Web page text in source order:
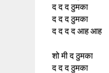
द द द ठुमका
द द द ठुमका
द द द द आह आह
शो मी द ठुमका
द द द ठुमका